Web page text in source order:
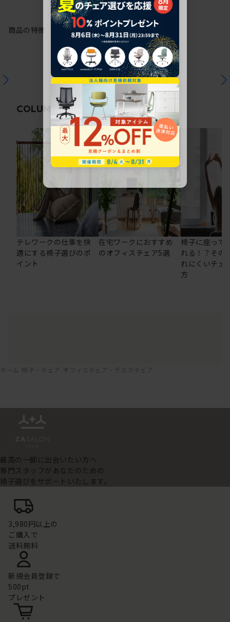
商品の特徴
COLUMN 関連コラム
テレワークの仕事を快
適にする椅子選びのポ
イント
在宅ワークにおすすめ
のオフィスチェア5選
椅子に座って
れる！？その
れにくいチェ
方
ホーム 椅子・チェア オフィスチェア・デスクチェア
最高の一脚に出会いたい方へ
専門スタッフがあなたのための
椅子選びをサポートいたします。
3,980円以上の
ご購入で
送料無料
新規会員登録で
500pt
プレゼント